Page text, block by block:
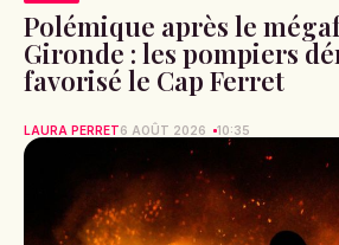
Polémique après le
Gironde : les pompiers
favorisé le Cap Ferret
LAURA PERRET6 AOÛT 2026 10:35